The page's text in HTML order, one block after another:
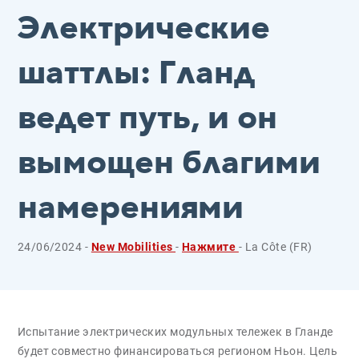
Электрические
шаттлы: Гланд
ведет путь, и он
вымощен благими
намерениями
24/06/2024 - New Mobilities-Нажмите - La Côte (FR)
Испытание электрических модульных тележек в Гланде
будет совместно финансироваться регионом Ньон. Цель